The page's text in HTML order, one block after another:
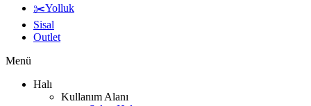
✂️Yolluk
Sisal
Outlet
Menü
Halı
Kullanım Alanı